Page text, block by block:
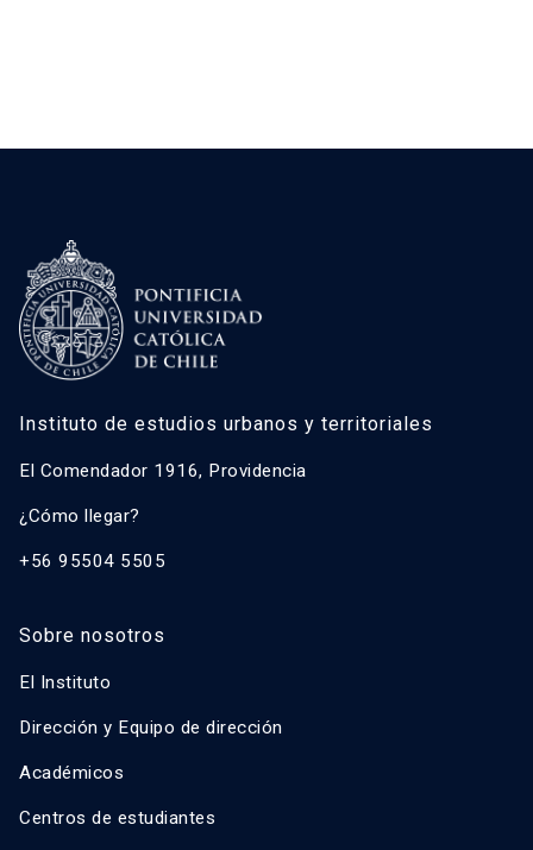
Instituto de estudios urbanos y territoriales
El Comendador 1916, Providencia
¿Cómo llegar?
+56 95504 5505
Sobre nosotros
El Instituto
Dirección y Equipo de dirección
Académicos
Centros de estudiantes